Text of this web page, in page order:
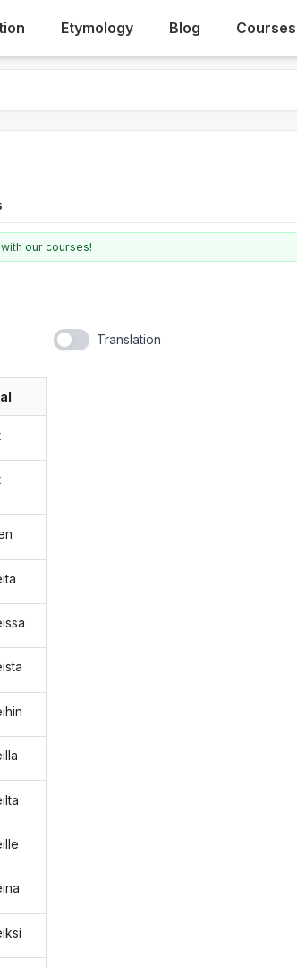
Etymology Blog Courses
our courses!
Translation